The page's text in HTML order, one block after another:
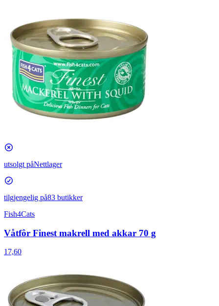
utsolgt påNettlager
tilgjengelig på83 butikker
Fish4Cats
Våtfôr Finest makrell med akkar 70 g
17,60